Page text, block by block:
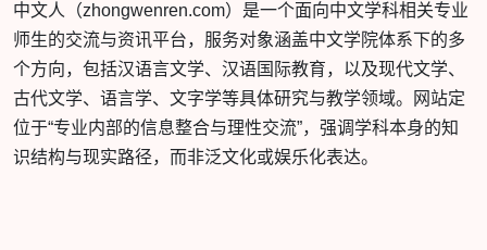
中文人（zhongwenren.com）是一个面向中文学科相关专业
师生的交流与资讯平台，服务对象涵盖中文学院体系下的多
个方向，包括汉语言文学、汉语国际教育，以及现代文学、
古代文学、语言学、文字学等具体研究与教学领域。网站定
位于“专业内部的信息整合与理性交流”，强调学科本身的知
识结构与现实路径，而非泛文化或娱乐化表达。